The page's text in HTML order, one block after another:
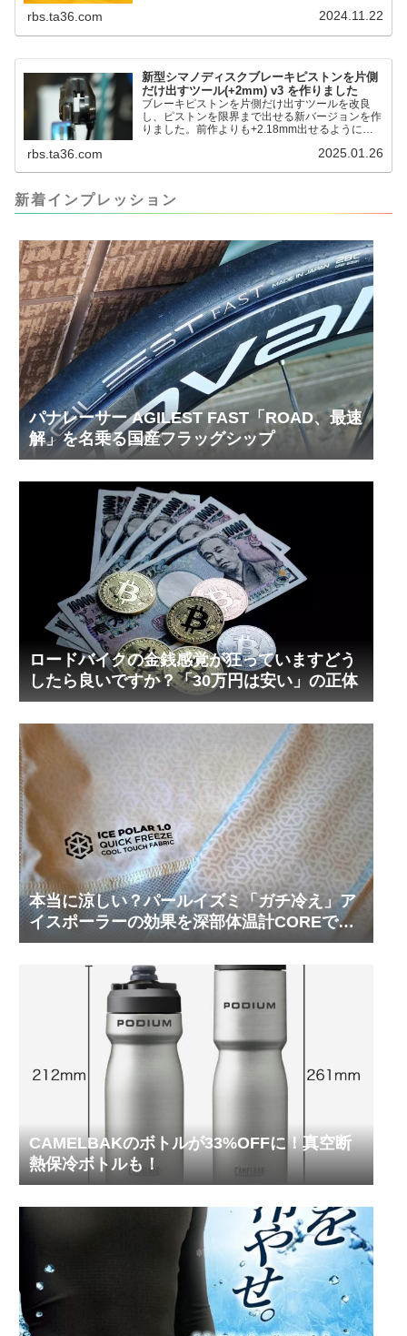
だと。。。▶「ブレーキピストンを戻すツール」
るのかというと、出ているピス...
rbs.ta36.com 2024.11.22
新型シマノディスクブレーキピストンを片側
だけ出すツール(+2mm) v3 を作りました
ブレーキピストンを片側だけ出すツールを改良
し、ピストンを限界まで出せる新バージョンを作
りました。前作よりも+2.18mm出せるようにな
って、オイル漏れするまで試しました。最も安全
ましたが、ギリギリまで攻めてますのでピストン
内部の汚れをさらに掃除できると思います。前作
rbs.ta36.com 2025.01.26
新着インプレッション
パナレーサー AGILEST FAST「ROAD、最速
解」を名乗る国産フラッグシップ
ロードバイクの金銭感覚が狂っていますどう
したら良いですか？「30万円は安い」の正体
本当に涼しい？パールイズミ「ガチ冷え」ア
イスポーラーの効果を深部体温計COREで測
ってみた
CAMELBAKのボトルが33%OFFに！真空断
熱保冷ボトルも！